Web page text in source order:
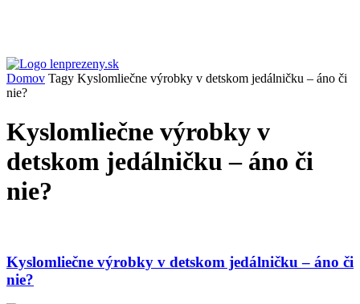
Domov Tagy Kyslomliečne výrobky v detskom jedálničku – áno či
nie?
Kyslomliečne výrobky v
detskom jedálničku – áno či
nie?
Kyslomliečne výrobky v detskom jedálničku – áno či
nie?